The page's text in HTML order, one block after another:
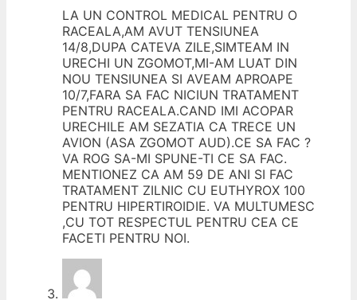
LA UN CONTROL MEDICAL PENTRU O
RACEALA,AM AVUT TENSIUNEA
14/8,DUPA CATEVA ZILE,SIMTEAM IN
URECHI UN ZGOMOT,MI-AM LUAT DIN
NOU TENSIUNEA SI AVEAM APROAPE
10/7,FARA SA FAC NICIUN TRATAMENT
PENTRU RACEALA.CAND IMI ACOPAR
URECHILE AM SEZATIA CA TRECE UN
AVION (ASA ZGOMOT AUD).CE SA FAC ?
VA ROG SA-MI SPUNE-TI CE SA FAC.
MENTIONEZ CA AM 59 DE ANI SI FAC
TRATAMENT ZILNIC CU EUTHYROX 100
PENTRU HIPERTIROIDIE. VA MULTUMESC
,CU TOT RESPECTUL PENTRU CEA CE
FACETI PENTRU NOI.